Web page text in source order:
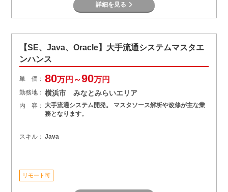
詳細を見る
【SE、Java、Oracle】大手流通システムマスタエ
ンハンス
単 価： 80万円～90万円
勤務地： 横浜市 みなとみらいエリア
内 容： 大手流通システム開発。 マスタソース解析や改修が主な業
務となります。
スキル： Java
リモート可